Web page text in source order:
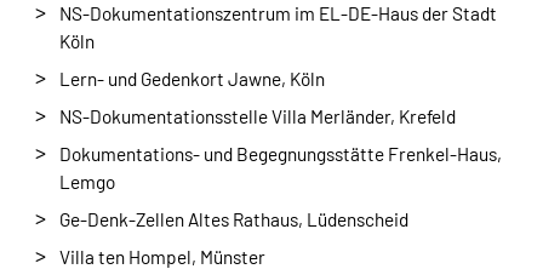
NS-Dokumentationszentrum im EL-DE-Haus der Stadt
Köln
Lern- und Gedenkort Jawne, Köln
NS-Dokumentationsstelle Villa Merländer, Krefeld
Dokumentations- und Begegnungsstätte Frenkel-Haus,
Lemgo
Ge-Denk-Zellen Altes Rathaus, Lüdenscheid
Villa ten Hompel, Münster